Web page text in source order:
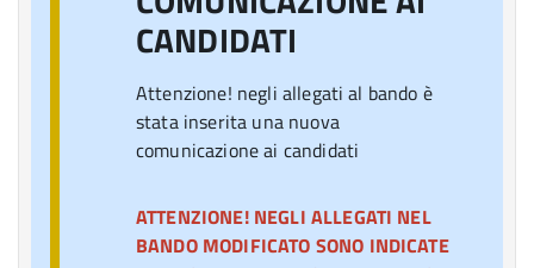
CANDIDATI
Attenzione! negli allegati al bando è
stata inserita una nuova
comunicazione ai candidati
ATTENZIONE! NEGLI ALLEGATI NEL
BANDO MODIFICATO SONO INDICATE